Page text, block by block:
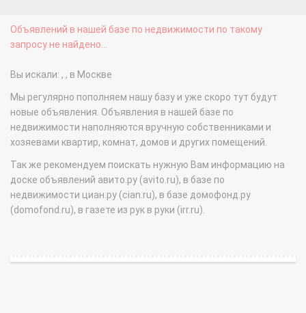
Объявлений в нашей базе по недвижимости по такому
запросу не найдено...
Вы искали: , , в Москве
Мы регулярно пополняем нашу базу и уже скоро тут будут
новые объявления. Объявления в нашей базе по
недвижимости наполняются вручную собственниками и
хозяевами квартир, комнат, домов и других помещений.
Так же рекомендуем поискать нужную Вам информацию на
доске объявлений авито.ру (avito.ru), в базе по
недвижимости циан.ру (cian.ru), в базе домофонд.ру
(domofond.ru), в газете из рук в руки (irr.ru).